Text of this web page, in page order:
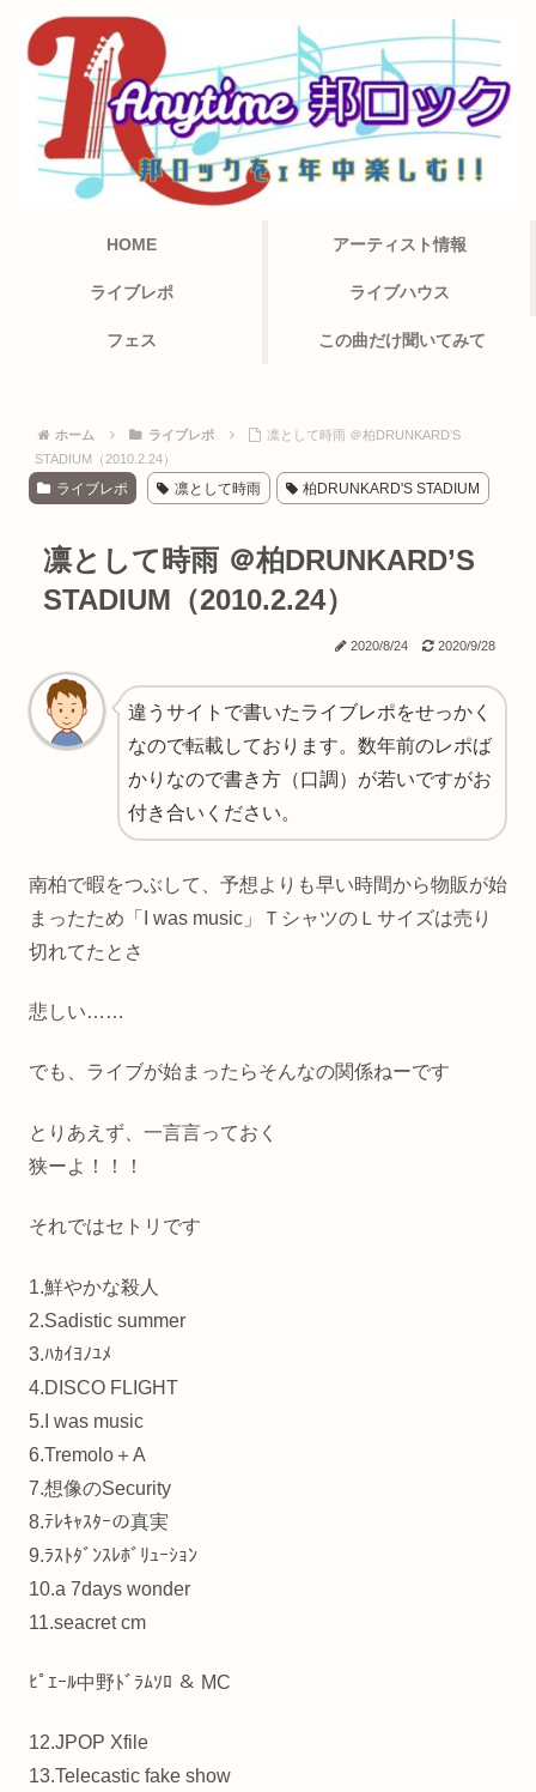
HOME アーティスト情報
ライブレポ ライブハウス
フェス この曲だけ聞いてみて
ホーム ライブレポ
凛として時雨 ＠柏DRUNKARD’S
STADIUM（2010.2.24）
ライブレポ 凛として時雨 柏DRUNKARD'S STADIUM
凛として時雨 ＠柏DRUNKARD’S
STADIUM（2010.2.24）
2020/8/24 2020/9/28
違うサイトで書いたライブレポをせっかく
なので転載しております。数年前のレポば
かりなので書き方（口調）が若いですがお
付き合いください。
南柏で暇をつぶして、予想よりも早い時間から物販が始
まったため「I was music」ＴシャツのＬサイズは売り
切れてたとさ
悲しい……
でも、ライブが始まったらそんなの関係ねーです
とりあえず、一言言っておく
狭ーよ！！！
それではセトリです
1.鮮やかな殺人
2.Sadistic summer
3.ﾊｶｲﾖﾉﾕﾒ
4.DISCO FLIGHT
5.I was music
6.Tremolo＋A
7.想像のSecurity
8.ﾃﾚｷｬｽﾀｰの真実
9.ﾗｽﾄﾀﾞﾝｽﾚﾎﾞﾘｭｰｼｮﾝ
10.a 7days wonder
11.seacret cm
ﾋﾟｴｰﾙ中野ﾄﾞﾗﾑｿﾛ ＆ MC
12.JPOP Xfile
13.Telecastic fake show